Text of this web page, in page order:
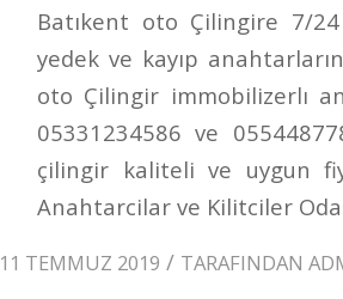
Batıkent oto Çilingire 7/
yedek ve kayıp
oto Çilingir immobilizerlı
05331234586 ve
çilingir kaliteli ve uygun
Anahtarcilar ve Kilitciler
11 TEMMUZ 2019 / TARAFINDAN